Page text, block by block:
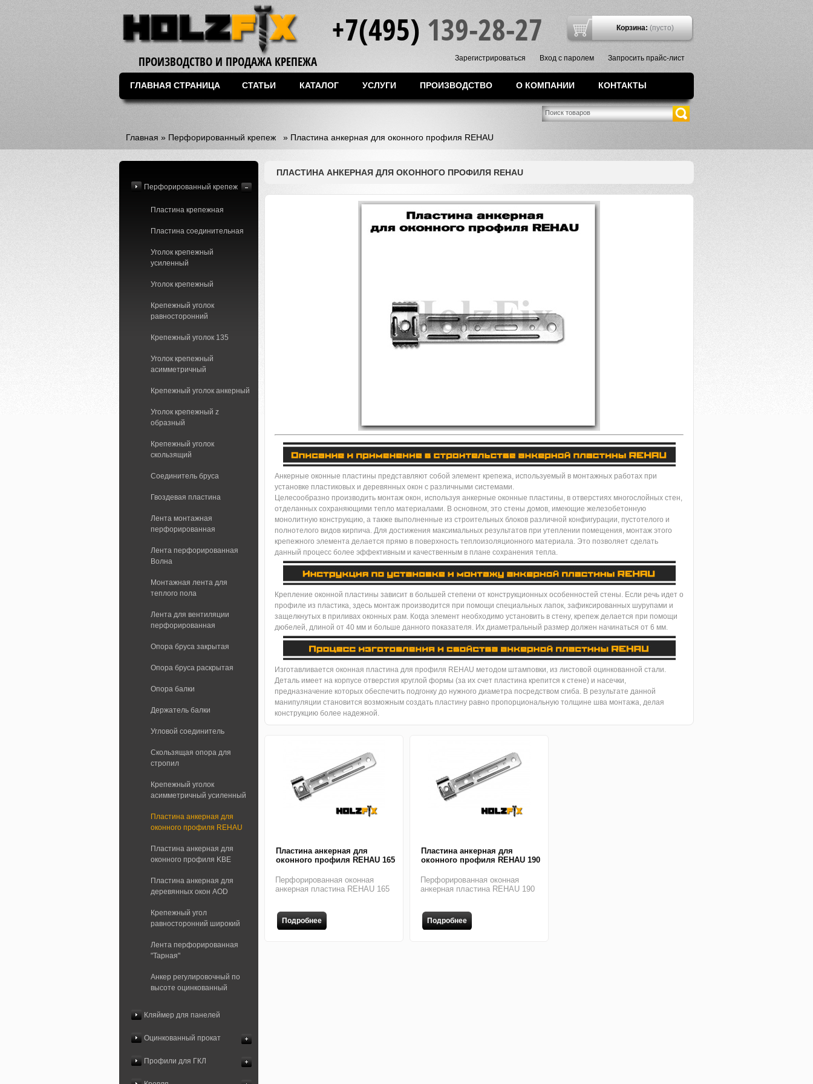
+7(495) 139-28-27
ПРОИЗВОДСТВО И ПРОДАЖА КРЕПЕЖА
Корзина: (пусто)
Зарегистрироваться Вход с паролем Запросить прайс-лист
ГЛАВНАЯ СТРАНИЦА СТАТЬИ КАТАЛОГ УСЛУГИ ПРОИЗВОДСТВО О КОМПАНИИ КОНТАКТЫ
Главная » Перфорированный крепеж » Пластина анкерная для оконного профиля REHAU
ПЛАСТИНА АНКЕРНАЯ ДЛЯ ОКОННОГО ПРОФИЛЯ REHAU
Анкерные оконные пластины представляют собой элемент крепежа, используемый в монтажных работах при
установке пластиковых и деревянных окон с различными системами.
Целесообразно производить монтаж окон, используя анкерные оконные пластины, в отверстиях многослойных стен,
отделанных сохраняющими тепло материалами. В основном, это стены домов, имеющие железобетонную
монолитную конструкцию, а также выполненные из строительных блоков различной конфигурации, пустотелого и
полнотелого видов кирпича. Для достижения максимальных результатов при утеплении помещения, монтаж этого
крепежного элемента делается прямо в поверхность теплоизоляционного материала. Это позволяет сделать
данный процесс более эффективным и качественным в плане сохранения тепла.
Крепление оконной пластины зависит в большей степени от конструкционных особенностей стены. Если речь идет о
профиле из пластика, здесь монтаж производится при помощи специальных лапок, зафиксированных шурупами и
защелкнутых в приливах оконных рам. Когда элемент необходимо установить в стену, крепеж делается при помощи
дюбелей, длиной от 40 мм и больше данного показателя. Их диаметральный размер должен начинаться от 6 мм.
Изготавливается оконная пластина для профиля REHAU методом штамповки, из листовой оцинкованной стали.
Деталь имеет на корпусе отверстия круглой формы (за их счет пластина крепится к стене) и насечки,
предназначение которых обеспечить подгонку до нужного диаметра посредством сгиба. В результате данной
манипуляции становится возможным создать пластину равно пропорциональную толщине шва монтажа, делая
конструкцию более надежной.
Пластина анкерная для
оконного профиля REHAU 165
Перфорированная оконная
анкерная пластина REHAU 165
Подробнее
Пластина анкерная для
оконного профиля REHAU 190
Перфорированная оконная
анкерная пластина REHAU 190
Подробнее
Перфорированный крепеж
Пластина крепежная
Пластина соединительная
Уголок крепежный
усиленный
Уголок крепежный
Крепежный уголок
равносторонний
Крепежный уголок 135
Уголок крепежный
асимметричный
Крепежный уголок анкерный
Уголок крепежный z
образный
Крепежный уголок
скользящий
Соединитель бруса
Гвоздевая пластина
Лента монтажная
перфорированная
Лента перфорированная
Волна
Монтажная лента для
теплого пола
Лента для вентиляции
перфорированная
Опора бруса закрытая
Опора бруса раскрытая
Опора балки
Держатель балки
Угловой соединитель
Скользящая опора для
стропил
Крепежный уголок
асимметричный усиленный
Пластина анкерная для
оконного профиля REHAU
Пластина анкерная для
оконного профиля KBE
Пластина анкерная для
деревянных окон AOD
Крепежный угол
равносторонний широкий
Лента перфорированная
"Тарная"
Анкер регулировочный по
высоте оцинкованный
Кляймер для панелей
Оцинкованный прокат
Профили для ГКЛ